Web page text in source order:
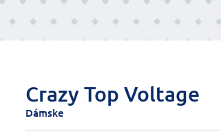
Crazy Top Voltage
Dámske